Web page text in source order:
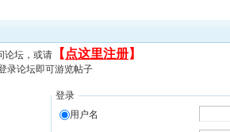
论坛，或请 【 点这里注册】
录论坛即可游览帖子
登录
用户名